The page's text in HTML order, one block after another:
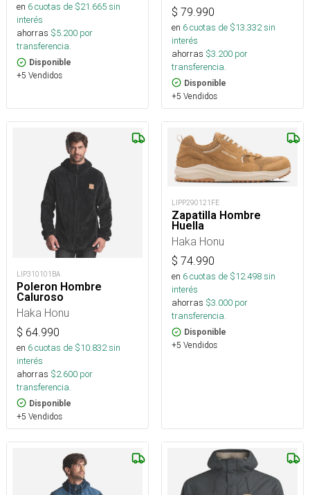
en 6cuotas de $21.665sin
interés
ahorras $5.200 por
transferencia.
Disponible
+5 Vendidos
$ 79.990
en 6cuotas de $13.332sin
interés
ahorras $3.200 por
transferencia.
Disponible
+5 Vendidos
LIP310101BA
Poleron Hombre
Caluroso
Haka Honu
$ 64.990
en 6cuotas de $10.832sin
interés
ahorras $2.600 por
transferencia.
Disponible
+5 Vendidos
LIPP290121FE
Zapatilla Hombre
Huella
Haka Honu
$ 74.990
en 6cuotas de $12.498sin
interés
ahorras $3.000 por
transferencia.
Disponible
+5 Vendidos